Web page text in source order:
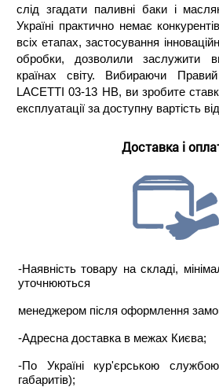
слід згадати паливні баки і
Україні практично немає
всіх етапах, застосування
обробки, дозволили заслужити
країнах світу. Вибираючи
LACETTI 03-13 HB, ви зробите
експлуатації за доступну вартість
Доставка і
-Наявність товару на складі,
уточнюються
менеджером після оформлення
-Адресна доставка в межах Києва;
-По Україні кур'єрською
габаритів);